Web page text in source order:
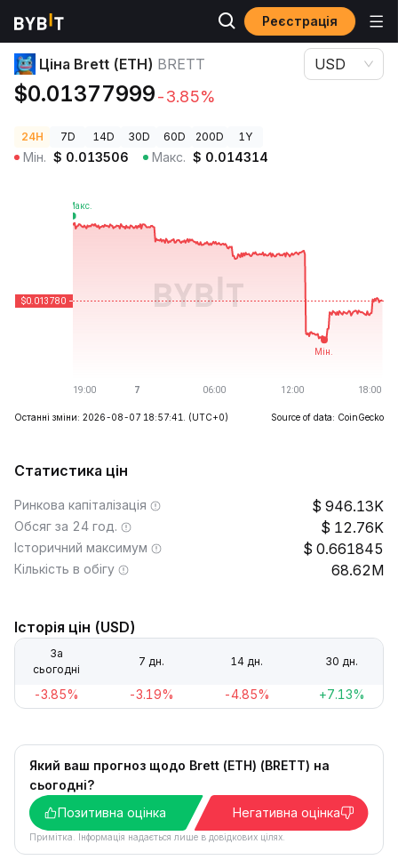
Реєстрація
Ціни криптовалют Ціна Brett (ETH) BRETT
Ціна Brett (ETH) BRETT
$0.01377999-3.85%
USD
24H 7D 14D 30D 60D 200D 1Y
Мін. $ 0.013506 Макс. $ 0.014314
Останні зміни: 2026-08-07 18:57:41. (UTC+0) Source of data: CoinGecko
Статистика цін
Ринкова капіталізація 946.13K
Обсяг за 24 год. 12.76K
Історичний максимум 0.661845
Кількість в обігу 68.62M
Історія цін (USD)
За
сьогодні
7 дн. 14 дн. 30 дн.
-3.85% -3.19% -4.85% +7.13%
Який ваш прогноз щодо Brett (ETH) (BRETT) на
сьогодні?
Позитивна оцінка
Негативна оцінка
Примітка. Інформація надається лише в довідкових цілях.